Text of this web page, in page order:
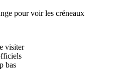
pour voir les créneaux
visiter
bas